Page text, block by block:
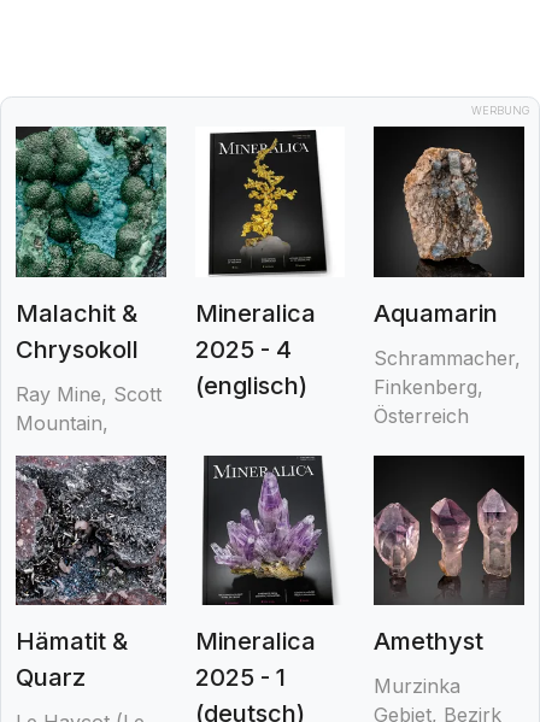
WERBUNG
Malachit &
Chrysokoll
Ray Mine, Scott
Mountain,
Mineralica
2025 - 4
(englisch)
Aquamarin
Schrammacher,
Finkenberg,
Österreich
Hämatit &
Quarz
Mineralica
2025 - 1
(deutsch)
Amethyst
Murzinka
Gebiet, Bezirk